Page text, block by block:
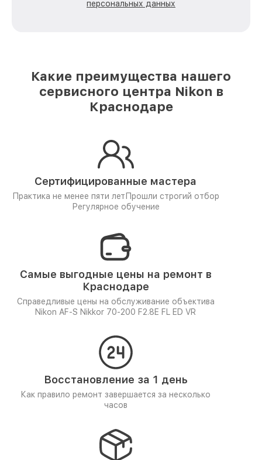
персональных данных
Какие преимущества нашего
сервисного центра Nikon в
Краснодаре
Сертифицированные мастера
Практика не менее пяти лет Прошли строгий отбор
Регулярное обучение
Самые выгодные цены на ремонт в
Краснодаре
Справедливые цены на обслуживание объектива
Nikon AF-S Nikkor 70-200 F2.8E FL ED VR
Восстановление за 1 день
Как правило ремонт завершается за несколько
часов